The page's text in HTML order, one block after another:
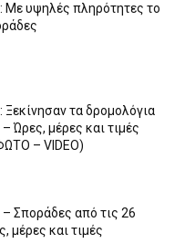
Με υψηλές πληρότητες το
τα δρομολόγια
Ώρες, μέρες και τιμές
– VIDEO)
Σποράδες από τις 26
μέρες και τιμές